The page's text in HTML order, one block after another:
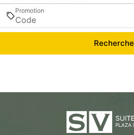
Promotion
Recherche